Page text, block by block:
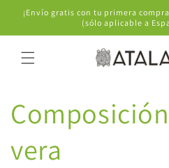
directamente
¡Envío gratis con tu primera
(sólo aplicable a
vera